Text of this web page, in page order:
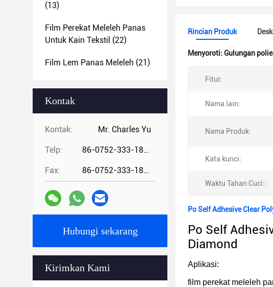
(13)
Film Perekat Meleleh Panas
Untuk Kain Tekstil (22)
Film Lem Panas Meleleh (21)
Kontak
Kontak: Mr. Charles Yu
Telp: 86-0752-333-1862
Fax: 86-0752-333-1862
Hubungi sekarang
Kirimkan Kami
Rincian Produk
Menyoroti: Gulungan
Fitur:
Nama lain:
Nama Produk:
Kata kunci:
Waktu Tahan Cuci::
Po Self Adhesive Clear
Po Self
Diamond
Aplikasi:
film perekat meleleh